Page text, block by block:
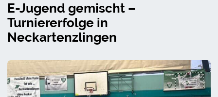
E-Jugend gemischt –
Turniererfolge in
Neckartenzlingen